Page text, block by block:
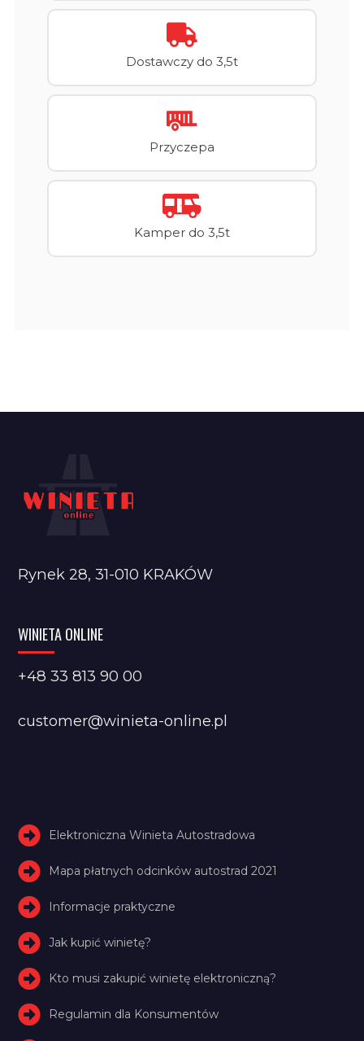
Dostawczy do 3,5t
Przyczepa
Kamper do 3,5t
Rynek 28, 31-010 KRAKÓW
WINIETA ONLINE
+48 33 813 90 00
customer@winieta-online.pl
Elektroniczna Winieta Autostradowa
Mapa płatnych odcinków autostrad 2021
Informacje praktyczne
Jak kupić winietę?
Kto musi zakupić winietę elektroniczną?
Regulamin dla Konsumentów